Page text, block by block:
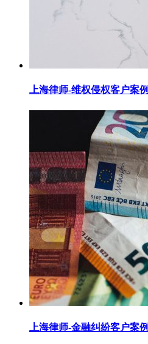
上海律师-维权侵权客户案例
上海律师-金融纠纷客户案例